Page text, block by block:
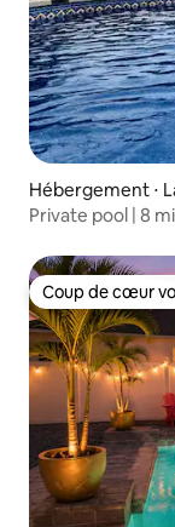
Hébergement ⋅
Private pool | 8
Coup de cœur
Coup de cœur